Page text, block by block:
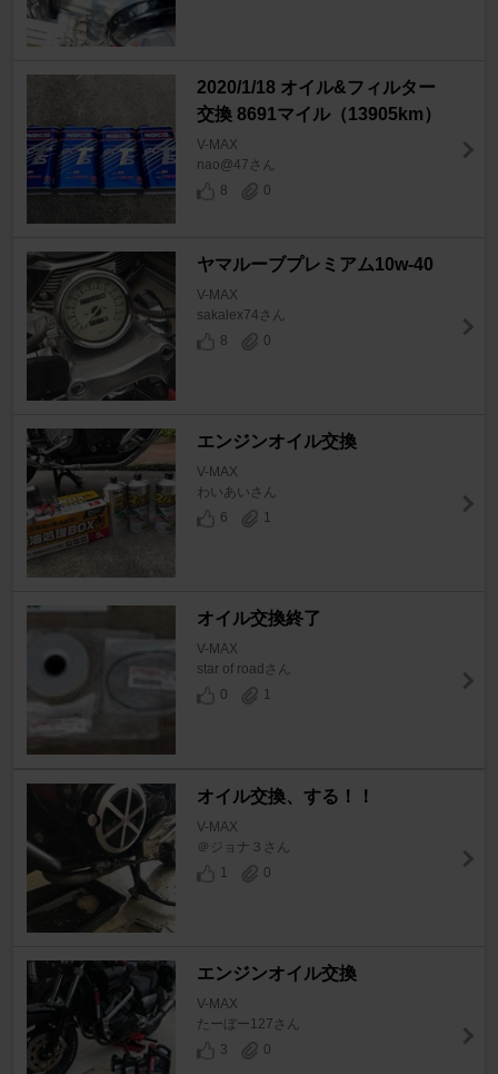
2020/1/18 オイル&フィルター
交換 8691マイル（13905km）
V-MAX
nao@47さん
8
0
ヤマルーブプレミアム10w-40
V-MAX
sakalex74さん
8
0
エンジンオイル交換
V-MAX
わいあいさん
6
1
オイル交換終了
V-MAX
star of roadさん
0
1
オイル交換、する！！
V-MAX
＠ジョナ３さん
1
0
エンジンオイル交換
V-MAX
たーぼー127さん
3
0